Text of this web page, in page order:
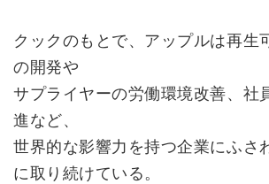
クックのもとで、アップルは再生
の開発や
サプライヤーの労働環境改善、社
進など、
世界的な影響力を持つ企業にふさ
に取り続けている。